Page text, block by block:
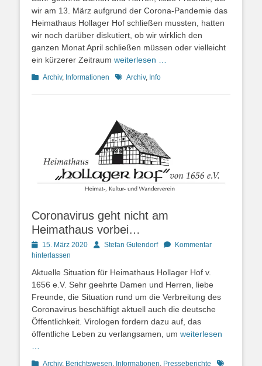
wir am 13. März aufgrund der Corona-Pandemie das
Heimathaus Hollager Hof schließen mussten, hatten
wir noch darüber diskutiert, ob wir wirklich den
ganzen Monat April schließen müssen oder vielleicht
ein kürzerer Zeitraum weiterlesen …
Kategorien
Archiv, Informationen Schlagworte
Archiv, Info
Coronavirus geht nicht am
Heimathaus vorbei…
Posted
on
15. März 2020 AutorStefan Gutendorf
Kommentar
hinterlassen
Aktuelle Situation für Heimathaus Hollager Hof v.
1656 e.V. Sehr geehrte Damen und Herren, liebe
Freunde, die Situation rund um die Verbreitung des
Coronavirus beschäftigt aktuell auch die deutsche
Öffentlichkeit. Virologen fordern dazu auf, das
öffentliche Leben zu verlangsamen, um weiterlesen
…
Kategorien
Archiv, Berichtswesen, Informationen, Presseberichte Schlagworte